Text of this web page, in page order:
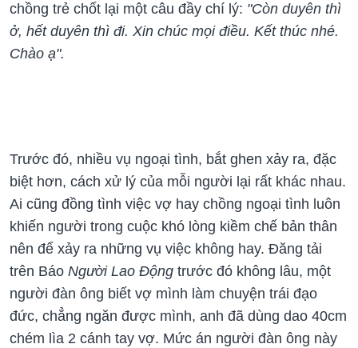
chồng trẻ chốt lại một câu đầy chí lý: "Còn duyên thì
ở, hết duyên thì đi. Xin chúc mọi điều. Kết thúc nhé.
Chào ạ".
Trước đó, nhiều vụ ngoại tình, bắt ghen xảy ra, đặc
biệt hơn, cách xử lý của mỗi người lại rất khác nhau.
Ai cũng đồng tình việc vợ hay chồng ngoại tình luôn
khiến người trong cuộc khó lòng kiềm chế bản thân
nên để xảy ra những vụ việc không hay. Đăng tải
trên Báo Người Lao Động trước đó không lâu, một
người đàn ông biết vợ mình làm chuyện trái đạo
đức, chẳng ngăn được mình, anh đã dùng dao 40cm
chém lìa 2 cánh tay vợ. Mức án người đàn ông này